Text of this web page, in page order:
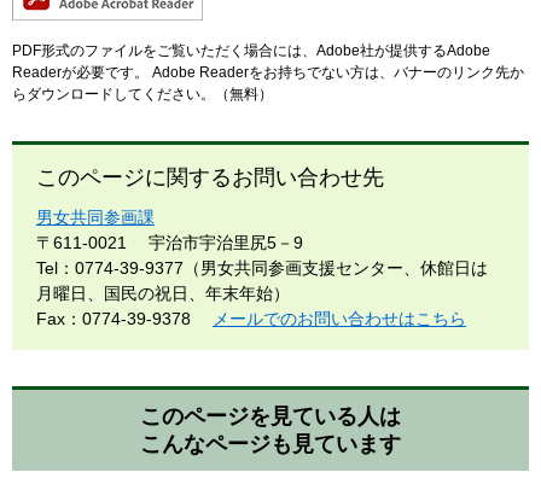
PDF形式のファイルをご覧いただく場合には、Adobe社が提供するAdobe
Readerが必要です。
Adobe Readerをお持ちでない方は、バナーのリンク先か
らダウンロードしてください。（無料）
このページに関するお問い合わせ先
男女共同参画課
〒611-0021
宇治市宇治里尻5－9
Tel：0774-39-9377（男女共同参画支援センター、休館日は
月曜日、国民の祝日、年末年始）
Fax：0774-39-9378
メールでのお問い合わせはこちら
このページを見ている人は
こんなページも見ています